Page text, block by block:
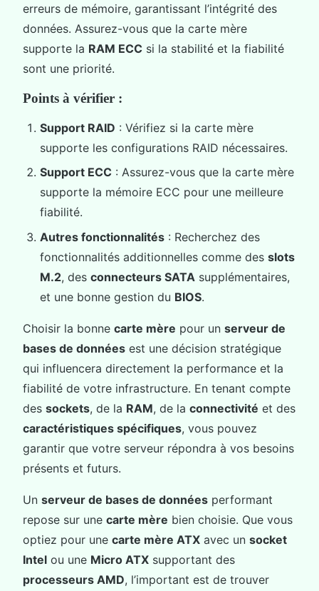
erreurs de mémoire, garantissant l’intégrité des
données. Assurez-vous que la carte mère
supporte la RAM ECC si la stabilité et la fiabilité
sont une priorité.
Points à vérifier :
Support RAID : Vérifiez si la carte mère
supporte les configurations RAID nécessaires.
Support ECC : Assurez-vous que la carte mère
supporte la mémoire ECC pour une meilleure
fiabilité.
Autres fonctionnalités : Recherchez des
fonctionnalités additionnelles comme des slots
M.2, des connecteurs SATA supplémentaires,
et une bonne gestion du BIOS.
Choisir la bonne carte mère pour un serveur de
bases de données est une décision stratégique
qui influencera directement la performance et la
fiabilité de votre infrastructure. En tenant compte
des sockets, de la RAM, de la connectivité et des
caractéristiques spécifiques, vous pouvez
garantir que votre serveur répondra à vos besoins
présents et futurs.
Un serveur de bases de données performant
repose sur une carte mère bien choisie. Que vous
optiez pour une carte mère ATX avec un socket
Intel ou une Micro ATX supportant des
processeurs AMD, l’important est de trouver